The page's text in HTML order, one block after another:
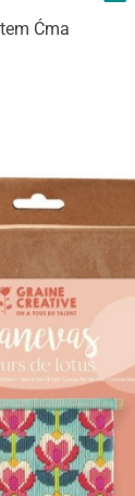
Ćma